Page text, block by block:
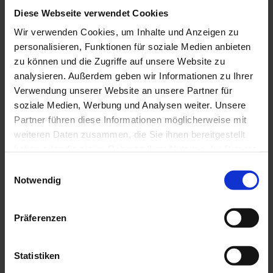
Diese Webseite verwendet Cookies
Wir verwenden Cookies, um Inhalte und Anzeigen zu
personalisieren, Funktionen für soziale Medien anbieten
zu können und die Zugriffe auf unsere Website zu
analysieren. Außerdem geben wir Informationen zu Ihrer
Verwendung unserer Website an unsere Partner für
soziale Medien, Werbung und Analysen weiter. Unsere
Partner führen diese Informationen möglicherweise mit
weiteren Daten zusammen, die Sie ihnen bereitgestellt
Notwendig
Präferenzen
Statistiken
Im Falle von Verstößen gegen die DSGVO steht
den Betroffenen ein Beschwerderecht bei einer
Aufsichtsbehörde, insbesondere in dem
Mitgliedstaat ihres gewöhnlichen Aufenthalts, ihres
Arbeitsplatzes oder des Orts des mutmaßlichen
Verstoßes zu. Das Beschwerderecht besteht
unbeschadet anderweitiger verwaltungsrechtlicher
oder gerichtlicher Rechtsbehelfe.
Sie haben das Recht, Daten, die wir auf Grundlage
Ihrer Einwilligung oder in Erfüllung eines Vertrags
automatisiert verarbeiten, an sich oder an einen
direkte Übertragung der Daten an einen anderen